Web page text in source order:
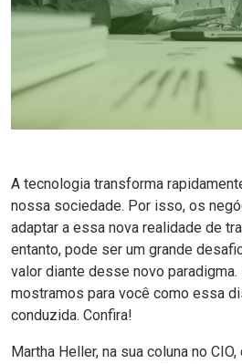
A tecnologia transforma
nossa sociedade. Por isso, os
adaptar a essa nova realidade de
entanto, pode ser um grande
valor diante desse novo
mostramos para você como essa
conduzida. Confira!
Martha Heller, na sua coluna no CIO,